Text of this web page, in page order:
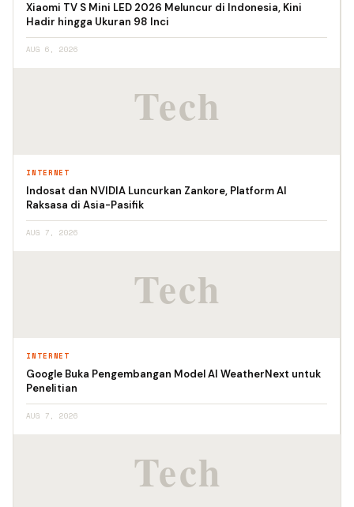
Xiaomi TV S Mini LED 2026 Meluncur di Indonesia, Kini
Hadir hingga Ukuran 98 Inci
AUG 6, 2026
INTERNET
Indosat dan NVIDIA Luncurkan Zankore, Platform AI
Raksasa di Asia-Pasifik
AUG 7, 2026
INTERNET
Google Buka Pengembangan Model AI WeatherNext untuk
Penelitian
AUG 7, 2026